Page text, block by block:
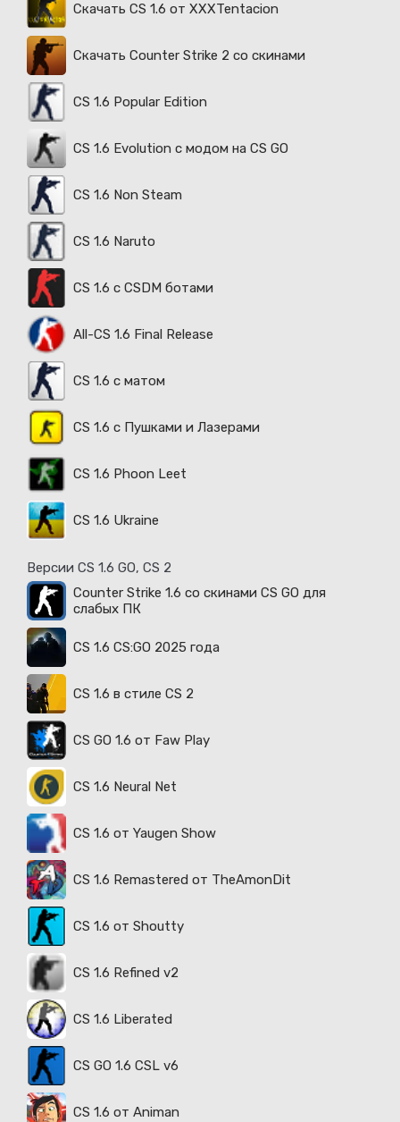
Скачать CS 1.6 от XXXTentacion
Скачать Counter Strike 2 со скинами
CS 1.6 Popular Edition
CS 1.6 Evolution с модом на CS GO
CS 1.6 Non Steam
CS 1.6 Naruto
CS 1.6 с CSDM ботами
All-CS 1.6 Final Release
CS 1.6 с матом
CS 1.6 с Пушками и Лазерами
CS 1.6 Phoon Leet
CS 1.6 Ukraine
Версии CS 1.6 GO, CS 2
Counter Strike 1.6 со скинами CS GO для
слабых ПК
CS 1.6 CS:GO 2025 года
CS 1.6 в стиле CS 2
CS GO 1.6 от Faw Play
CS 1.6 Neural Net
CS 1.6 от Yaugen Show
CS 1.6 Remastered от TheAmonDit
CS 1.6 от Shoutty
CS 1.6 Refined v2
CS 1.6 Liberated
CS GO 1.6 CSL v6
CS 1.6 от Animan